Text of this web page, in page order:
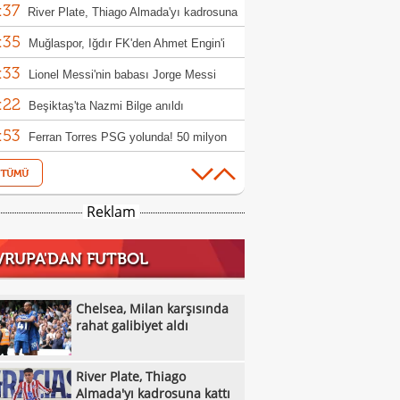
River Plate, Thiago Almada'yı kadrosuna
Muğlaspor, Iğdır FK'den Ahmet Engin'i
ettiLionel Messi'nin babası Jorge Messi
kaybetti
Beşiktaş'ta Nazmi Bilge anıldı
Ferran Torres PSG yolunda! 50 milyon
transfer
Berkan Kutlu Konyaspor'a veda etti!
Salah'a Araklı'da arazi teklifi: O anlar ilgi
transfer etti
Eski milli futbolcu Haluk Erdem hayatını
Nunez
Alanyaspor, Baran Ali Gezek ve Şahin
kadrosuna kattı
Trabzonspor'da Salah etkisi: Kombine
rekor!
Galatasaray, Manisa FK'den Umut
Reklam
FUTBOL
Chelsea, Milan karşısında
rahat galibiyet aldı
River Plate, Thiago
Almada'yı kadrosuna kattı